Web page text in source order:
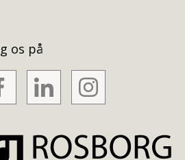
os på